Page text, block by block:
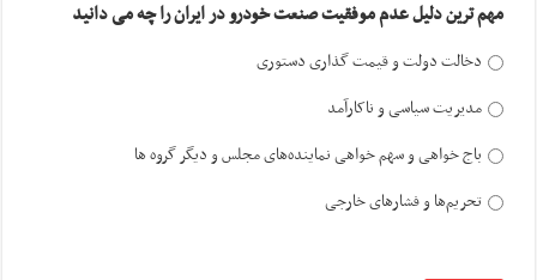
مهم ترین دلیل عدم موفقیت صنعت خودرو در ایران را چه می دانید
دخالت دولت و قیمت گذاری دستوری
مدیریت سیاسی و ناکارآمد
باج خواهی و سهم خواهی نماینده‌های مجلس و دیگر گروه ها
تحریم‌ها و فشارهای خارجی